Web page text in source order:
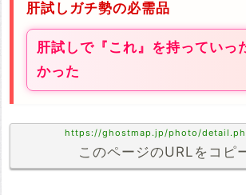
肝試しガチ勢の必需品
肝試しで『これ』を持っていっ
かった
https://ghostmap.jp/photo/
このページのURLをコピ